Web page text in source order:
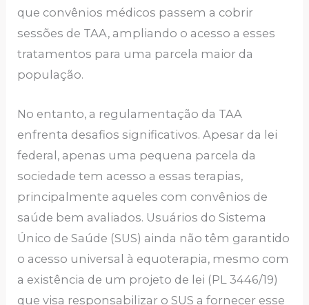
que convênios médicos passem a cobrir
sessões de TAA, ampliando o acesso a esses
tratamentos para uma parcela maior da
população.
No entanto, a regulamentação da TAA
enfrenta desafios significativos. Apesar da lei
federal, apenas uma pequena parcela da
sociedade tem acesso a essas terapias,
principalmente aqueles com convênios de
saúde bem avaliados. Usuários do Sistema
Único de Saúde (SUS) ainda não têm garantido
o acesso universal à equoterapia, mesmo com
a existência de um projeto de lei (PL 3446/19)
que visa responsabilizar o SUS a fornecer esse